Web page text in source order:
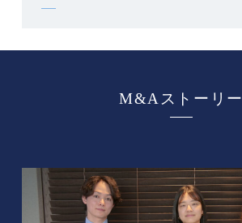
M&Aストーリー